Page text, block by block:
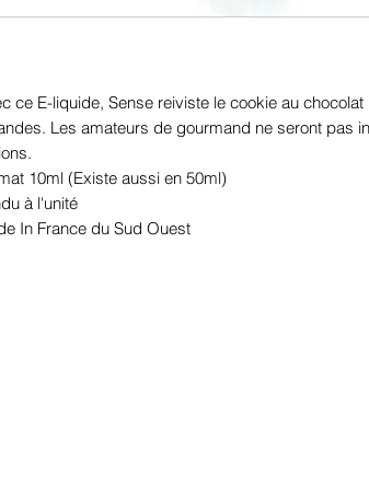
ce E-liquide, Sense reiviste le cookie au chocolat
Les amateurs de gourmand ne seront pas
10ml (Existe aussi en 50ml)
à l'unité
In France du Sud Ouest